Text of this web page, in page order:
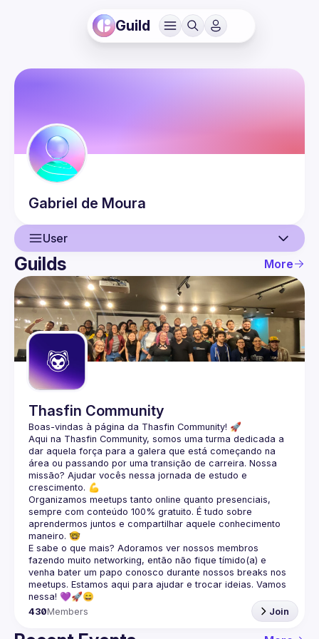
Guild
Gabriel de Moura
User
User
Events
Guilds
Guilds More
Thasfin Community
Boas-vindas à página da Thasfin Community! 🚀
Aqui na Thasfin Community, somos uma turma dedicada a
dar aquela força para a galera que está começando na
área ou passando por uma transição de carreira. Nossa
missão? Ajudar vocês nessa jornada de estudo e
crescimento. 💪
Organizamos meetups tanto online quanto presenciais,
sempre com conteúdo 100% gratuito. É tudo sobre
aprendermos juntos e compartilhar aquele conhecimento
maneiro. 🤓
E sabe o que mais? Adoramos ver nossos membros
fazendo muito networking, então não fique tímido(a) e
venha bater um papo conosco durante nossos breaks nos
meetups. Estamos aqui para ajudar e trocar ideias. Vamos
nessa! 💜🚀😄
430Members Join